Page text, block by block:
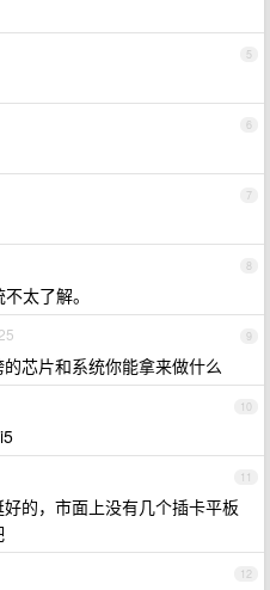
5
6
7
8
太了解。
9
芯片和系统你能拿来做什么
10
11
的，市面上没有几个插卡平板
12